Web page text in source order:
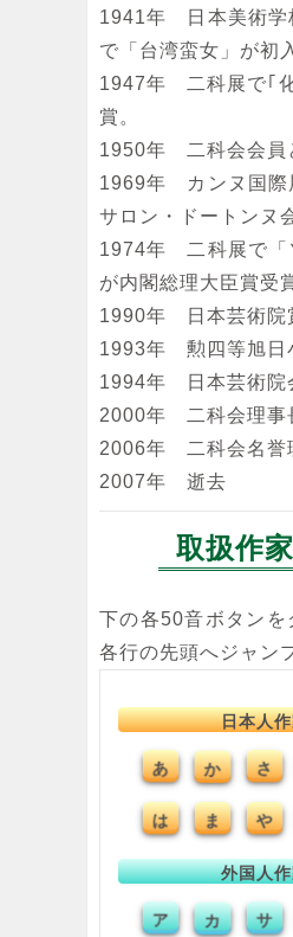
1941年 日本美術学
で「台湾蛮女」が初
1947年 二科展で｢
賞。
1950年 二科会会員
1969年 カンヌ国際
サロン・ドートンヌ
1974年 二科展で「
が内閣総理大臣賞受
1990年 日本芸術院
1993年 勲四等旭日
1994年 日本芸術院
2000年 二科会理事
2006年 二科会名誉
2007年 逝去
取扱作
下の各50音ボタンを
各行の先頭へジャン
日本人
あ か さ
は ま や
外国人
ア カ サ